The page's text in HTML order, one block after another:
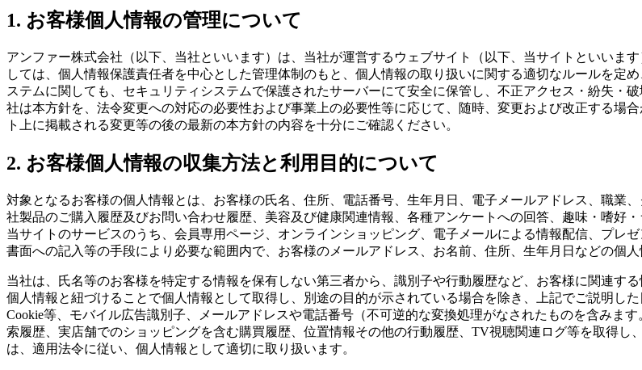
1. お客様個人情報の管理について
アンファー株式会社（以下、当社といいます）は、当社が運営するウェブサイト（以下、当サイトといいま
しては、個人情報保護責任者を中心とした管理体制のもと、個人情報の取り扱いに関する適切なルールを定
ステムに関しても、セキュリティシステムで保護されたサーバーにて安全に保管し、不正アクセス・紛失・
社は本方針を、法令変更への対応の必要性および事業上の必要性等に応じて、随時、変更および改正する場
ト上に掲載される変更等の後の最新の本方針の内容を十分にご確認ください。
2. お客様個人情報の収集方法と利用目的について
対象となるお客様の個人情報とは、お客様の氏名、住所、電話番号、生年月日、電子メールアドレス、職業
社製品のご購入履歴及びお問い合わせ履歴、美容及び健康関連情報、各種アンケートへの回答、趣味・嗜好
当サイトのサービスのうち、会員専用ページ、オンラインショッピング、電子メールによる情報配信、プレ
書面への記入等の手段により必要な範囲内で、お客様のメールアドレス、お名前、住所、生年月日などの個人
当社は、氏名等のお客様を特定する情報を保有しない第三者から、識別子や行動履歴など、お客様に関連す
個人情報と紐づけることで個人情報として取得し、別途の目的が示されている場合を除き、上記でご説明し
Cookie等、モバイル広告識別子、メールアドレスや電話番号（不可逆的な変換処理がなされたものを含みま
索履歴、実店舗でのショッピングを含む購買履歴、位置情報その他の行動履歴、TV視聴関連ログ等を取得
は、適用法令に従い、個人情報として適切に取り扱います。